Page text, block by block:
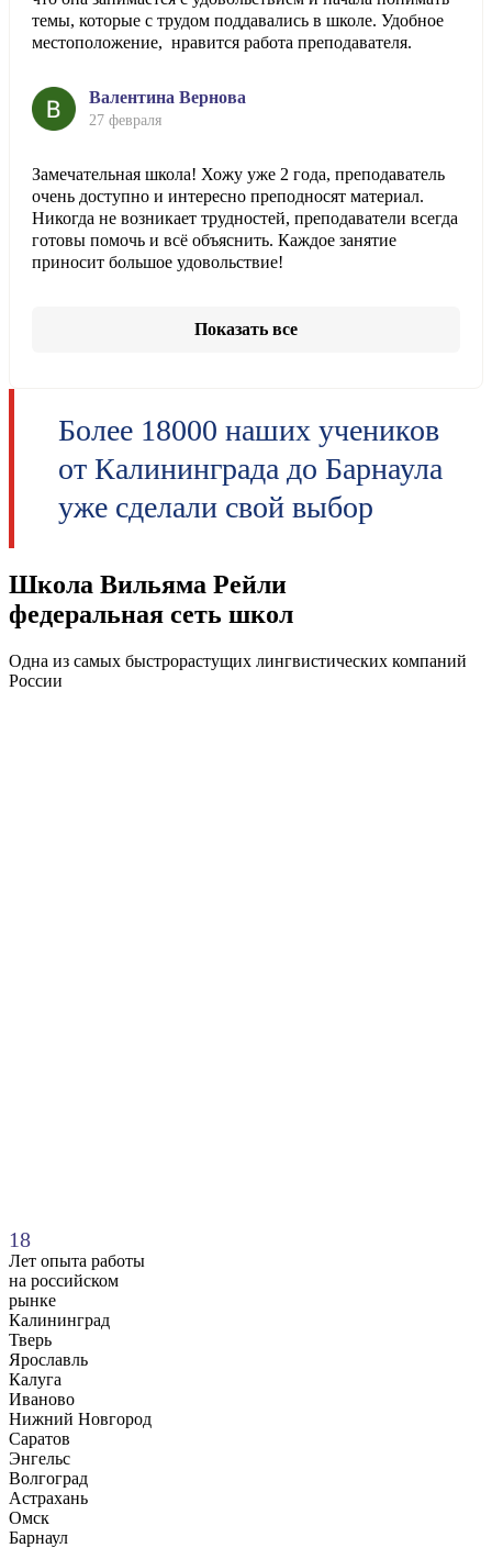
темы, которые с трудом поддавались в школе. Удобное
местоположение, нравится работа преподавателя.
Валентина Вернова
27 февраля
Замечательная школа! Хожу уже 2 года, преподаватель
очень доступно и интересно преподносят материал.
Никогда не возникает трудностей, преподаватели всегда
готовы помочь и всё объяснить. Каждое занятие
приносит большое удовольствие!
Показать все
Более 18000 наших учеников
от Калининграда до Барнаула
уже сделали свой выбор
Школа Вильяма Рейли
федеральная сеть школ
Одна из самых быстрорастущих лингвистических компаний
России
18
Лет опыта работы
на российском
рынке
Калининград
Тверь
Ярославль
Калуга
Иваново
Нижний Новгород
Саратов
Энгельс
Волгоград
Астрахань
Омск
Барнаул